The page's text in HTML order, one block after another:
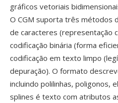
gráficos vetoriais
O CGM suporta três métodos
de caracteres (representação
codificação binária (forma
codificação em texto limpo
depuração). O formato
incluindo polilinhas, poligonos,
splines é texto com atributos